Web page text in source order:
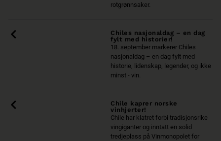
rotgrønnsaker.
Chiles nasjonaldag – en dag
fylt med historier!
18. september markerer Chiles
nasjonaldag – en dag fylt med
historie, lidenskap, legender, og ikke
minst - vin.
Chile kaprer norske
vinhjerter!
Chile har klatret forbi tradisjonsrike
vingiganter og inntatt en solid
tredjeplass på Vinmonopolet for